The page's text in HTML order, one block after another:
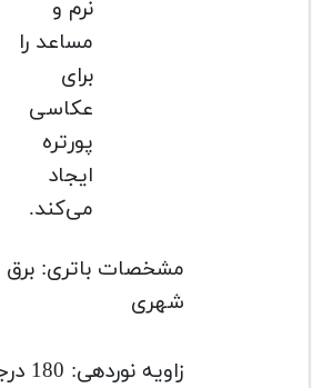
نرم و
مساعد را
برای
عکاسی
پورتره
ایجاد
می‌کند.
مشخصات باتری:
شهری
زاویه نوردهی: 180 درجه